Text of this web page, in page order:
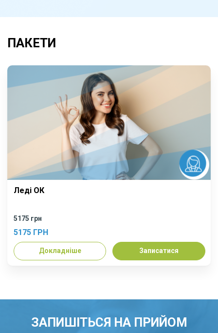
ПАКЕТИ
Леді ОК
5175 грн
5175 ГРН
Докладніше Записатися
ЗАПИШІТЬСЯ НА ПРИЙОМ